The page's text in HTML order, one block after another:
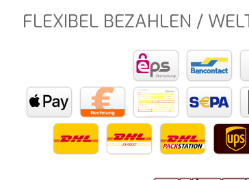
FLEXIBEL BEZAHLEN /